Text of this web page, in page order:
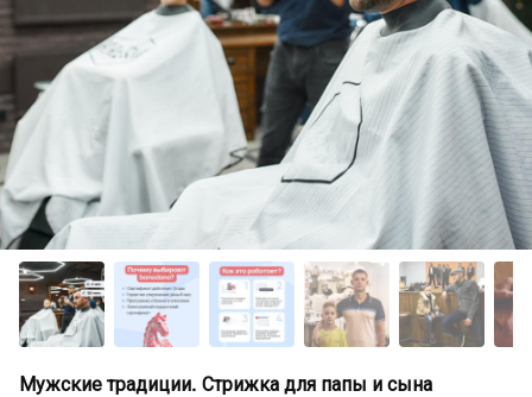
Мужские традиции. Стрижка для папы и сына